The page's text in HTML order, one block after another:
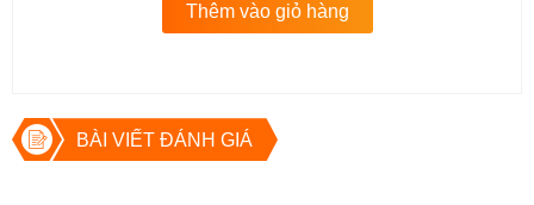
Thêm vào giỏ hàng
BÀI VIẾT ĐÁNH GIÁ